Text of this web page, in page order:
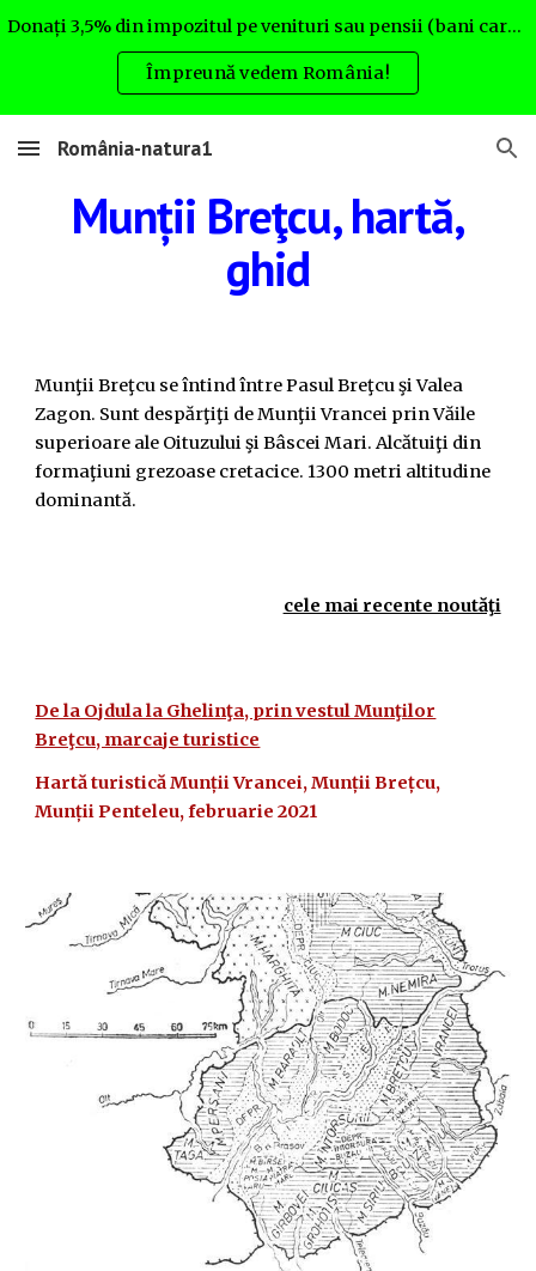
Skip to main content
Donați 3,5% din impozitul pe venituri sau pensii (bani care altfel nu rămân la Dvs.) pentru România natura. Uite cum:
Împreună vedem România!
România-natura1
Munții Breţcu, hartă,
ghid
Munţii Breţcu se întind între Pasul Breţcu şi Valea
Zagon. Sunt despărţiţi de Munţii Vrancei prin Văile
superioare ale Oituzului şi Bâscei Mari. Alcătuiţi din
formaţiuni grezoase cretacice. 1300 metri altitudine
dominantă.
cele mai recente noutăţi
De la Ojdula la Ghelinţa, prin vestul Munţilor
Breţcu, marcaje turistice
Hartă turistică Munții Vrancei, Munții Brețcu,
Munții Penteleu, februarie 2021